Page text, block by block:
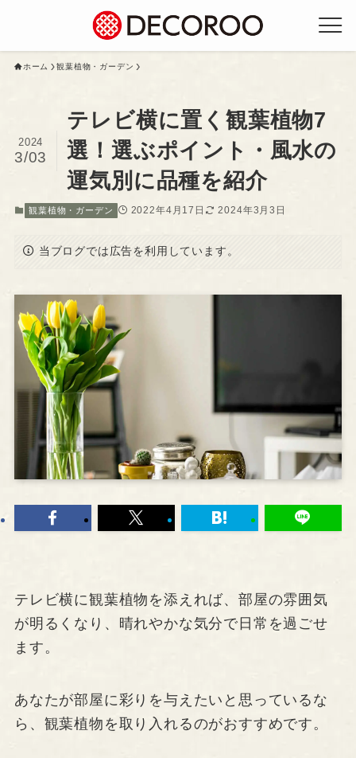
ホーム 観葉植物・ガーデン
テレビ横に置く観葉植物7
選！選ぶポイント・風水の
運気別に品種を紹介
2024
3/03
観葉植物・ガーデン 2022年4月17日 2024年3月3日
当ブログでは広告を利用しています。
テレビ横に観葉植物を添えれば、部屋の雰囲気
が明るくなり、晴れやかな気分で日常を過ごせ
ます。
あなたが部屋に彩りを与えたいと思っているな
ら、観葉植物を取り入れるのがおすすめです。